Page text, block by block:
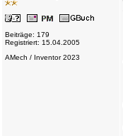
Beiträge: 179
Registriert: 15.04.2005
AMech / Inventor 2023